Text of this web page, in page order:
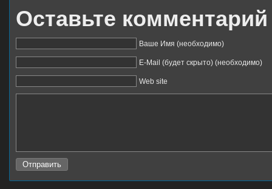
Оставьте комментарий
Ваше Имя (необходимо)
E-Mail (будет скрыто) (необходимо)
Web site